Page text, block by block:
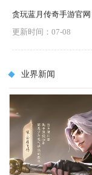
贪玩蓝月传奇手游官网
更新时间：07-08
业界新闻